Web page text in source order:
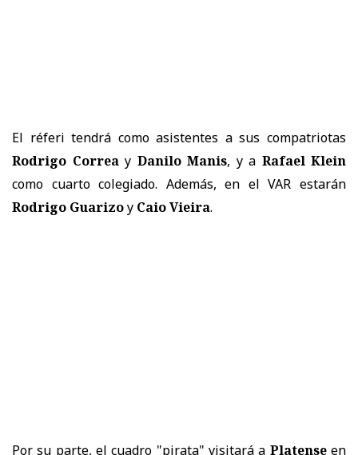
El réferi tendrá como asistentes a sus compatriotas
Rodrigo Correay Danilo Manis, y a Rafael Klein
como cuarto colegiado. Además, en el VAR estarán
Rodrigo Guarizoy Caio Vieira.
Por su parte, el cuadro "pirata" visitará a Platenseen